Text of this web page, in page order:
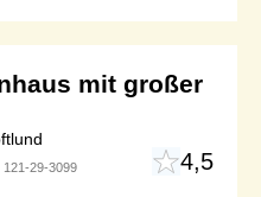
mit großer
121-29-3099 4,5